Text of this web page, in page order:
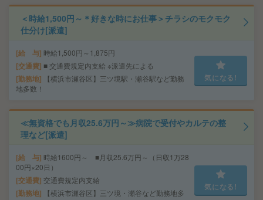
＜時給1,500円～＊好きな時にお仕事＞チラシのモクモク
仕分け[派遣]
給 与 時給1,500円～1,875円
交通費 ■ 交通費規定内支給 ※派遣先による
勤務地
【横浜市瀬谷区】三ツ境駅・瀬谷駅など勤務
地多数！
気になる!
≪無資格でも月収25.6万円～≫病院で受付やカルテの整
理など[派遣]
給 与 時給1600円～ ■月収25.6万円～（日収1万28
00円×20日）
交通費 交通費規定内支給
勤務地
【横浜市瀬谷区】三ツ境・瀬谷など勤務地多
気になる!